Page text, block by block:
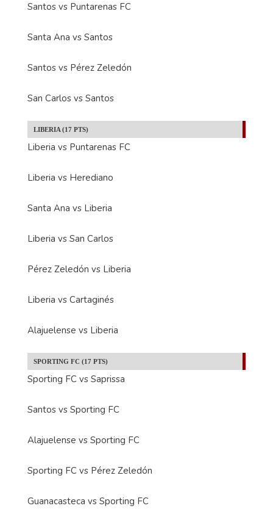
Santos vs Puntarenas FC
Santa Ana vs Santos
Santos vs Pérez Zeledón
San Carlos vs Santos
LIBERIA (17 PTS)
Liberia vs Puntarenas FC
Liberia vs Herediano
Santa Ana vs Liberia
Liberia vs San Carlos
Pérez Zeledón vs Liberia
Liberia vs Cartaginés
Alajuelense vs Liberia
SPORTING FC (17 PTS)
Sporting FC vs Saprissa
Santos vs Sporting FC
Alajuelense vs Sporting FC
Sporting FC vs Pérez Zeledón
Guanacasteca vs Sporting FC